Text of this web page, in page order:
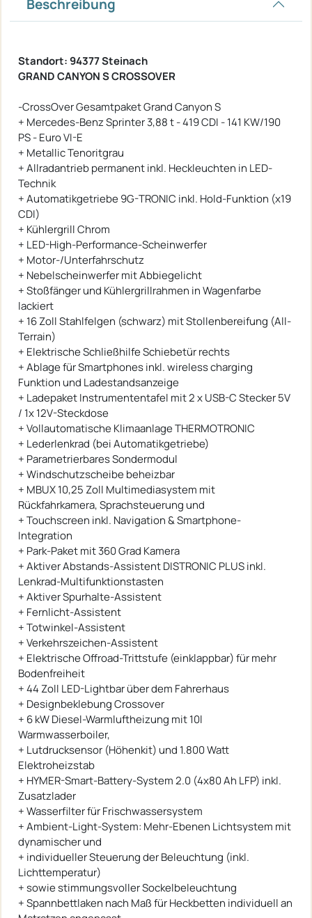
Beschreibung
Standort: 94377 Steinach
GRAND CANYON S CROSSOVER
-CrossOver Gesamtpaket Grand Canyon S
+ Mercedes-Benz Sprinter 3,88 t - 419 CDI - 141 KW/190
PS - Euro VI-E
+ Metallic Tenoritgrau
+ Allradantrieb permanent inkl. Heckleuchten in LED-
Technik
+ Automatikgetriebe 9G-TRONIC inkl. Hold-Funktion (x19
CDI)
+ Kühlergrill Chrom
+ LED-High-Performance-Scheinwerfer
+ Motor-/Unterfahrschutz
+ Nebelscheinwerfer mit Abbiegelicht
+ Stoßfänger und Kühlergrillrahmen in Wagenfarbe
lackiert
+ 16 Zoll Stahlfelgen (schwarz) mit Stollenbereifung (All-
Terrain)
+ Elektrische Schließhilfe Schiebetür rechts
+ Ablage für Smartphones inkl. wireless charging
Funktion und Ladestandsanzeige
+ Ladepaket Instrumententafel mit 2 x USB-C Stecker 5V
/ 1x 12V-Steckdose
+ Vollautomatische Klimaanlage THERMOTRONIC
+ Lederlenkrad (bei Automatikgetriebe)
+ Parametrierbares Sondermodul
+ Windschutzscheibe beheizbar
+ MBUX 10,25 Zoll Multimediasystem mit
Rückfahrkamera, Sprachsteuerung und
+ Touchscreen inkl. Navigation & Smartphone-
Integration
+ Park-Paket mit 360 Grad Kamera
+ Aktiver Abstands-Assistent DISTRONIC PLUS inkl.
Lenkrad-Multifunktionstasten
+ Aktiver Spurhalte-Assistent
+ Fernlicht-Assistent
+ Totwinkel-Assistent
+ Verkehrszeichen-Assistent
+ Elektrische Offroad-Trittstufe (einklappbar) für mehr
Bodenfreiheit
+ 44 Zoll LED-Lightbar über dem Fahrerhaus
+ Designbeklebung Crossover
+ 6 kW Diesel-Warmluftheizung mit 10l
Warmwasserboiler,
+ Lutdrucksensor (Höhenkit) und 1.800 Watt
Elektroheizstab
+ HYMER-Smart-Battery-System 2.0 (4x80 Ah LFP) inkl.
Zusatzlader
+ Wasserfilter für Frischwassersystem
+ Ambient-Light-System: Mehr-Ebenen Lichtsystem mit
dynamischer und
+ individueller Steuerung der Beleuchtung (inkl.
Lichttemperatur)
+ sowie stimmungsvoller Sockelbeleuchtung
+ Spannbettlaken nach Maß für Heckbetten individuell an